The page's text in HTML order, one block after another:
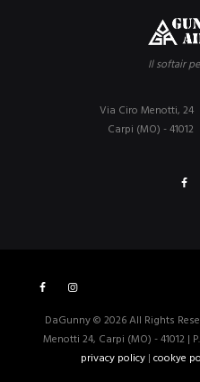
Il softair
Via Ciro Menotti, 24
Carpi (MO) - 41012
DaGunny © 2026 All Rights
Menotti 24, Carpi (MO) - 41012 |
privacy policy| cookye